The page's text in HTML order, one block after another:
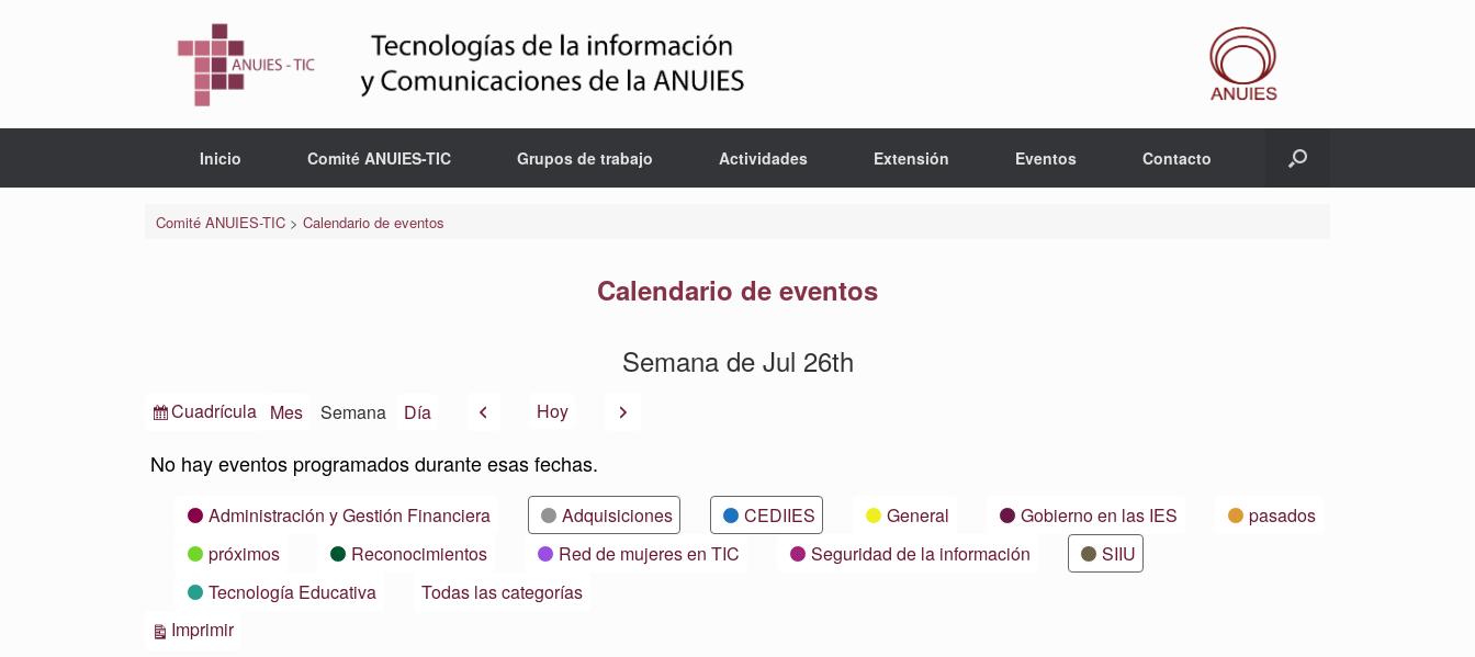
Inicio Comité ANUIES-TIC Grupos de trabajo Actividades Extensión Eventos Contacto
Comité ANUIES-TIC> Calendario de eventos
Calendario de eventos
Semana de Jul 26th
Ver
Cuadrícula Mes Semana Día AnteriorHoy Siguiente
No hay eventos programados durante esas fechas.
CategoríasAdministración y Gestión Financiera Adquisiciones CEDIIES General Gobierno en las IES
pasados
próximos
Reconocimientos Red de mujeres en TIC Seguridad de la información
SIIU
Tecnología Educativa
Todas las categorías
ImprimirVistas